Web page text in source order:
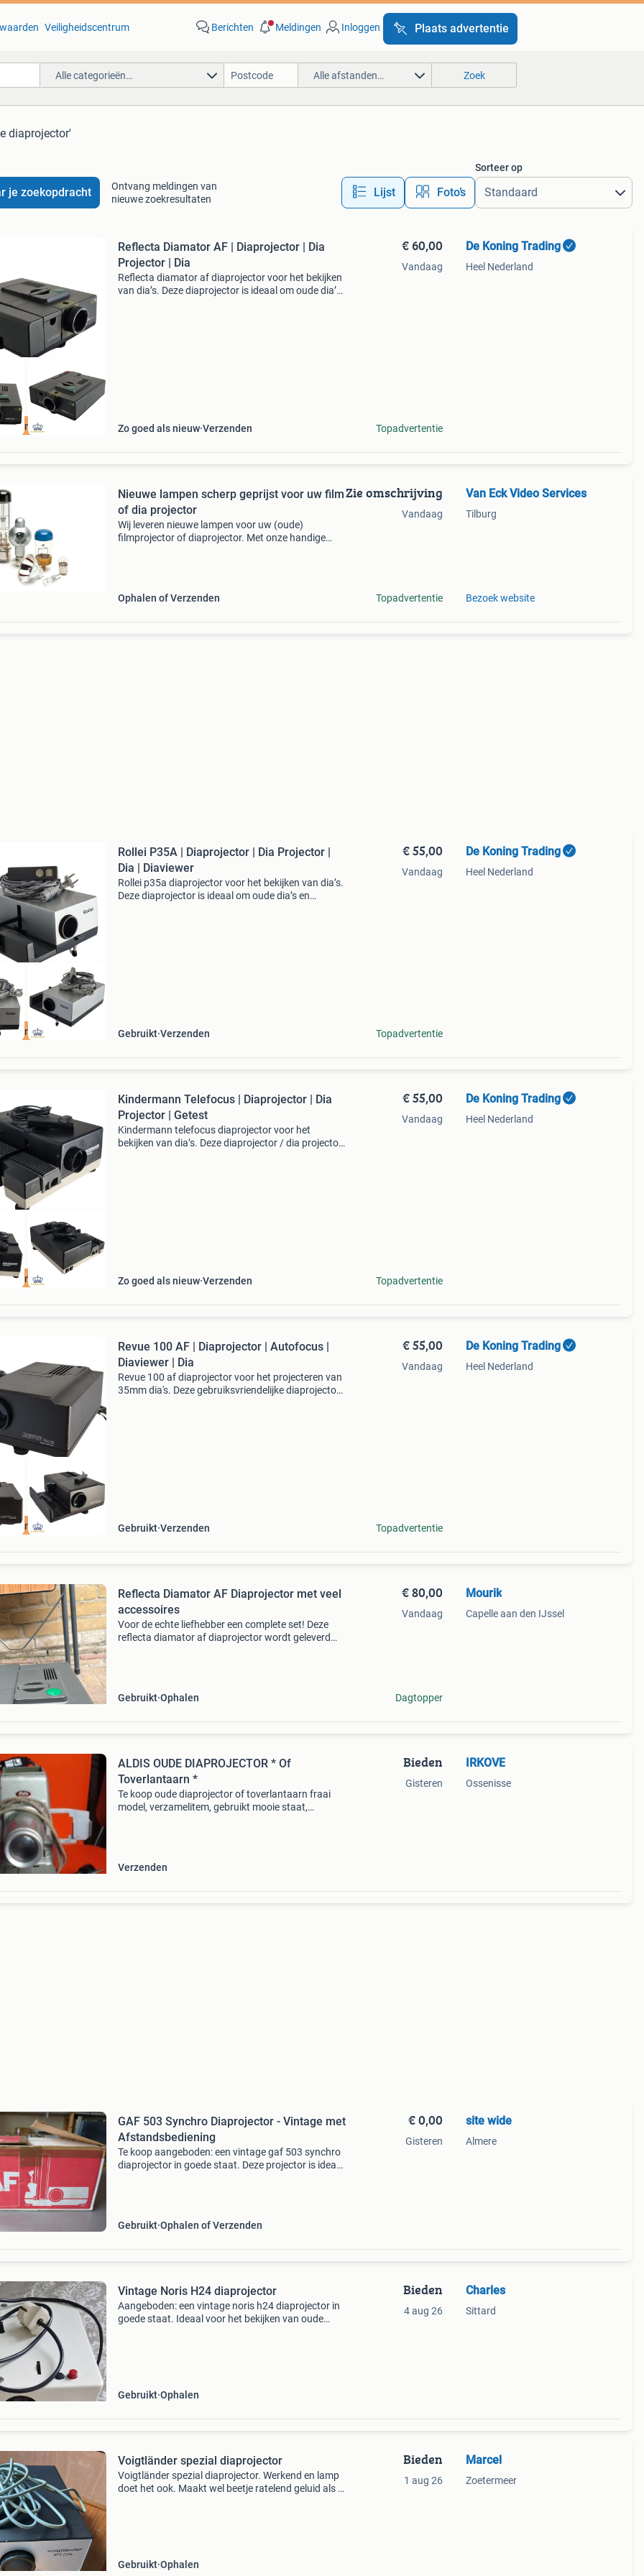
Veiligheidscentrum Berichten Meldingen Inloggen Plaats advertentie
Alle categorieën… Alle afstanden… Zoek
diaprojector'
je zoekopdracht
Ontvang meldingen van
nieuwe zoekresultaten
Lijst Foto’s
Sorteer op
Garantie
Reflecta Diamator AF | Diaprojector | Dia
Projector | Dia
Reflecta diamator af diaprojector voor het bekijken
van dia’s. Deze diaprojector is ideaal om oude dia’s
Zo goed als nieuw Verzenden
€ 60,00
Vandaag
Topadvertentie
De Koning Trading
Heel Nederland
Nieuwe lampen scherp geprijst voor uw film
of dia projector
Wij leveren nieuwe lampen voor uw (oude)
filmprojector of diaprojector. Met onze handige
Ophalen of Verzenden
Zie omschrijving
Vandaag
Topadvertentie
Van Eck Video Services
Tilburg
Bezoek website
Garantie
Rollei P35A | Diaprojector | Dia Projector |
Dia | Diaviewer
Rollei p35a diaprojector voor het bekijken van dia’s.
Deze diaprojector is ideaal om oude dia’s en
Gebruikt Verzenden
€ 55,00
Vandaag
Topadvertentie
De Koning Trading
Heel Nederland
Garantie
Kindermann Telefocus | Diaprojector | Dia
Projector | Getest
Kindermann telefocus diaprojector voor het
bekijken van dia’s. Deze diaprojector / dia projector
Zo goed als nieuw Verzenden
€ 55,00
Vandaag
Topadvertentie
De Koning Trading
Heel Nederland
Garantie
Revue 100 AF | Diaprojector | Autofocus |
Diaviewer | Dia
Revue 100 af diaprojector voor het projecteren van
35mm dia's. Deze gebruiksvriendelijke diaprojector
Gebruikt Verzenden
€ 55,00
Vandaag
Topadvertentie
De Koning Trading
Heel Nederland
Reflecta Diamator AF Diaprojector met veel
accessoires
Voor de echte liefhebber een complete set! Deze
reflecta diamator af diaprojector wordt geleverd
Gebruikt Ophalen
€ 80,00
Vandaag
Dagtopper
Mourik
Capelle aan den IJssel
ALDIS OUDE DIAPROJECTOR * Of
Toverlantaarn *
Te koop oude diaprojector of toverlantaarn fraai
model, verzamelitem, gebruikt mooie staat,
Verzenden
Bieden
Gisteren
IRKOVE
Ossenisse
GAF 503 Synchro Diaprojector - Vintage met
Afstandsbediening
Te koop aangeboden: een vintage gaf 503 synchro
diaprojector in goede staat. Deze projector is ideaal
Gebruikt Ophalen of Verzenden
€ 0,00
Gisteren
site wide
Almere
Vintage Noris H24 diaprojector
Aangeboden: een vintage noris h24 diaprojector in
goede staat. Ideaal voor het bekijken van oude
Gebruikt Ophalen
Bieden
4 aug 26
Charles
Sittard
Voigtländer spezial diaprojector
Voigtländer spezial diaprojector. Werkend en lamp
doet het ook. Maakt wel beetje ratelend geluid als ie
Gebruikt Ophalen
Bieden
1 aug 26
Marcel
Zoetermeer